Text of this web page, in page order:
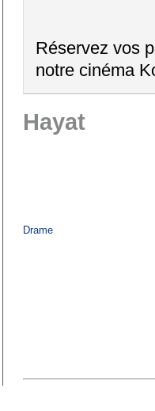
Réservez vos
notre cinéma
Hayat
Drame